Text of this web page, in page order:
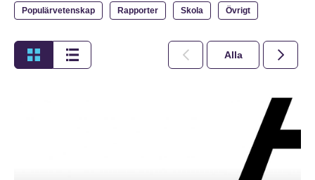
Populärvetenskap Rapporter Skola Övrigt
Alla 2026